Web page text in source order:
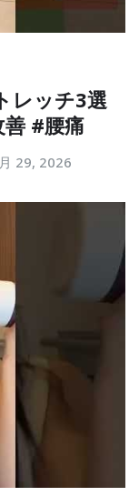
レッチ3選
#腰痛
29, 2026